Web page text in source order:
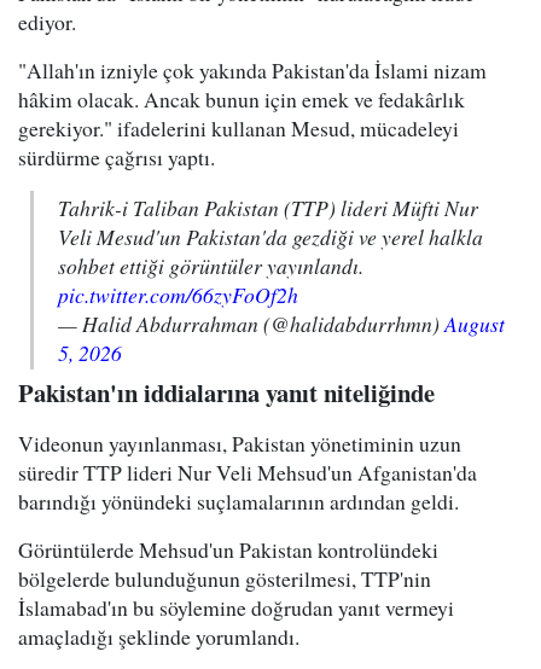
ediyor.
"Allah'ın izniyle çok yakında Pakistan'da İslami nizam
hâkim olacak. Ancak bunun için emek ve fedakârlık
gerekiyor." ifadelerini kullanan Mesud, mücadeleyi
sürdürme çağrısı yaptı.
Tahrik-i Taliban Pakistan (TTP) lideri Müfti Nur
Veli Mesud'un Pakistan'da gezdiği ve yerel halkla
sohbet ettiği görüntüler yayınlandı.
pic.twitter.com/66zyFoOf2h
— Halid Abdurrahman (@halidabdurrhmn)August
5, 2026
Pakistan'ın iddialarına yanıt niteliğinde
Videonun yayınlanması, Pakistan yönetiminin uzun
süredir TTP lideri Nur Veli Mehsud'un Afganistan'da
barındığı yönündeki suçlamalarının ardından geldi.
Görüntülerde Mehsud'un Pakistan kontrolündeki
bölgelerde bulunduğunun gösterilmesi, TTP'nin
İslamabad'ın bu söylemine doğrudan yanıt vermeyi
amaçladığı şeklinde yorumlandı.